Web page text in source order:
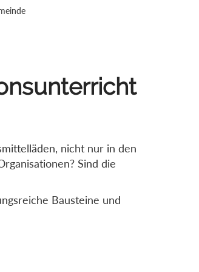
nicht nur in den
Sind die
Bausteine und